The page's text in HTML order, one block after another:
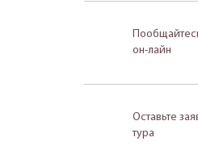
он-лайн
Оставьте
тура